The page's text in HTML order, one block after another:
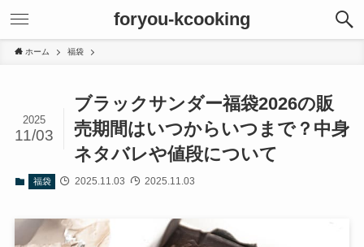
foryou-kcooking
ホーム 福袋
ブラックサンダー福袋2026の販
売期間はいつからいつまで？中身
ネタバレや値段について
2025
11/03
福袋 2025.11.03 2025.11.03